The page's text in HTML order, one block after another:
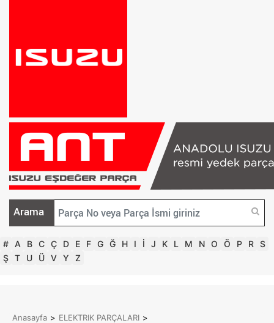
Arama
# A B C Ç D E F G Ğ H I İ J K L M N O Ö P R S
Ş T U Ü V Y Z
Anasayfa > ELEKTRIK PARÇALARI >